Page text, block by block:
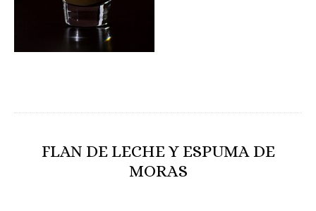
FLAN DE LECHE Y ESPUMA DE
MORAS